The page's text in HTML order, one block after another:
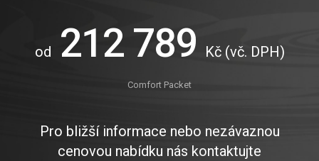
od 212 789 Kč(vč. DPH)
Comfort Packet
Pro bližší informace nebo nezávaznou
cenovou nabídku nás kontaktujte